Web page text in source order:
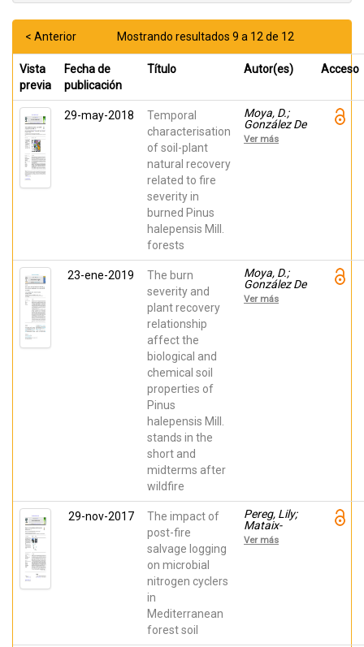
Mostrando resultados 9 a 12 de 12
< Anterior
Vista
previa
Fecha de
publicación
Título Autor(es) Acceso
29-may-2018
Temporal
characterisation
of soil-plant
natural recovery
related to fire
severity in
burned Pinus
halepensis Mill.
forests
Moya, D.;
González De
Vega, S.;
García
Jorge;
Lucas Borja,
M.E.; De las
Heras, J.
Ver más
23-ene-2019
The burn
severity and
plant recovery
relationship
affect the
biological and
chemical soil
properties of
Pinus
halepensis Mill.
stands in the
short and
midterms after
wildfire
Moya, D.;
González De
Vega, S.;
Lozano, E.;
Ver más
29-nov-2017
The impact of
post-fire
salvage logging
on microbial
nitrogen cyclers
in
Mediterranean
forest soil
Pereg, Lily;
Mataix-
Solera,
Jorge;
Ver más